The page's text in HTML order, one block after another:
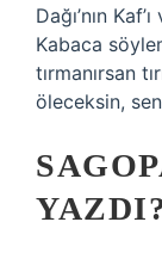
Dağı’nın
Kabaca
tırmanırsan
öleceksin,